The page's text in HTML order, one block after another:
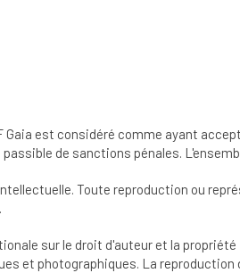
Gaia est considéré comme ayant
de sanctions pénales.
Toute reproduction ou
sur le droit d'auteur et la
et photographiques. La